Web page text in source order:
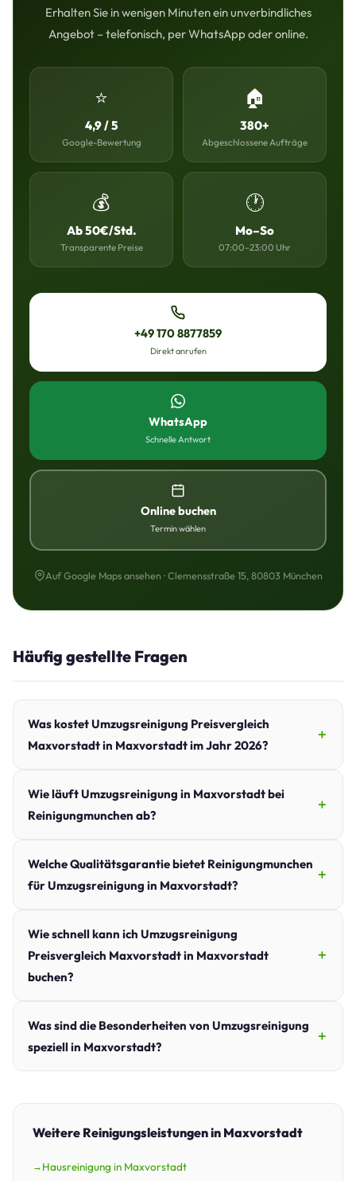
Erhalten Sie in wenigen Minuten ein unverbindliches
Angebot – telefonisch, per WhatsApp oder online.
⭐
4,9 / 5
Google-Bewertung
🏠
380+
Abgeschlossene Aufträge
💰
Ab 50€/Std.
Transparente Preise
🕐
Mo–So
07:00–23:00 Uhr
+49 170 8877859
Direkt anrufen
WhatsApp
Schnelle Antwort
Online buchen
Termin wählen
Auf Google Maps ansehen · Clemensstraße 15, 80803 München
Häufig gestellte Fragen
Was kostet Umzugsreinigung Preisvergleich
Maxvorstadt in Maxvorstadt im Jahr 2026?
Wie läuft Umzugsreinigung in Maxvorstadt bei
Reinigungmunchen ab?
Welche Qualitätsgarantie bietet Reinigungmunchen
für Umzugsreinigung in Maxvorstadt?
Wie schnell kann ich Umzugsreinigung
Preisvergleich Maxvorstadt in Maxvorstadt
buchen?
Was sind die Besonderheiten von Umzugsreinigung
speziell in Maxvorstadt?
Weitere Reinigungsleistungen in Maxvorstadt
Hausreinigung in Maxvorstadt